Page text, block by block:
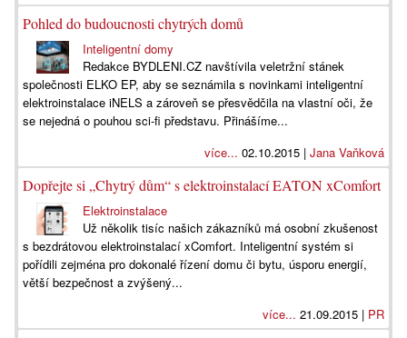
Pohled do budoucnosti chytrých domů
Inteligentní domy
Redakce BYDLENI.CZ navštívila veletržní stánek
společnosti ELKO EP, aby se seznámila s novinkami inteligentní
elektroinstalace iNELS a zároveň se přesvědčila na vlastní oči, že
se nejedná o pouhou sci-fi představu. Přinášíme...
více... 02.10.2015 | Jana Vaňková
Dopřejte si „Chytrý dům“ s elektroinstalací EATON xComfort
Elektroinstalace
Už několik tisíc našich zákazníků má osobní zkušenost
s bezdrátovou elektroinstalací xComfort. Inteligentní systém si
pořídili zejména pro dokonalé řízení domu či bytu, úsporu energií,
větší bezpečnost a zvýšený...
více... 21.09.2015 | PR